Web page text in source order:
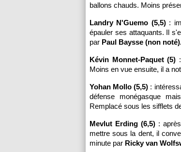
ballons chauds. Moins
Landry N'Guemo (5,5):
épauler ses attaquants. Il
par Paul Baysse (non
Kévin Monnet-Paquet (5)
Moins en vue ensuite, il a
Yohan Mollo (5,5) :
défense monégasque
Remplacé sous les sifflets
Mevlut Erding (6,5): après
mettre sous la dent, il
minute par Ricky van